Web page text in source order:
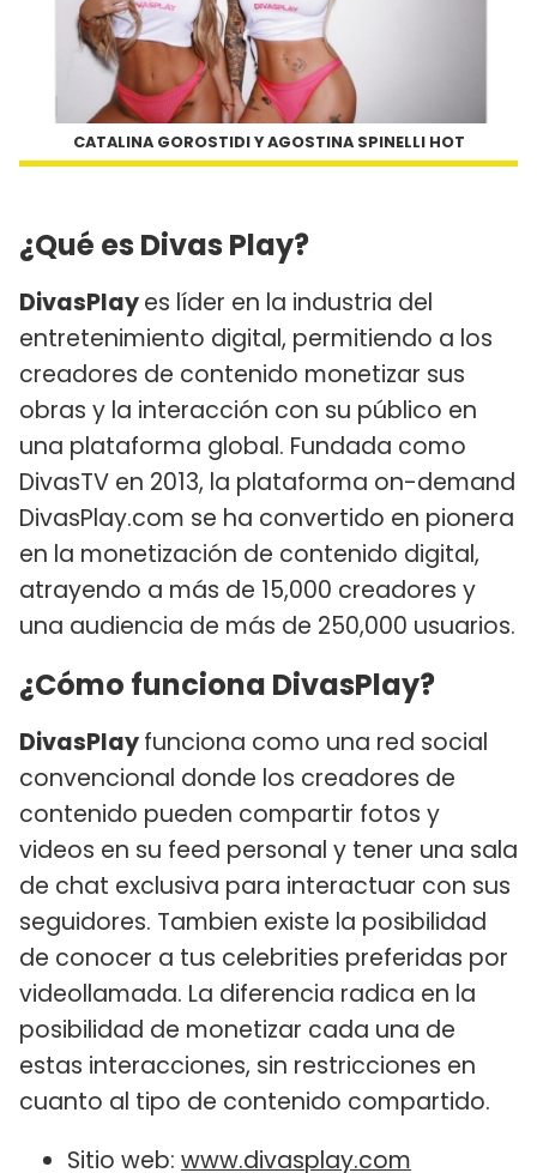
CATALINA GOROSTIDI Y AGOSTINA SPINELLI HOT
¿Qué es Divas Play?
DivasPlayes líder en la industria del
entretenimiento digital, permitiendo a los
creadores de contenido monetizar sus
obras y la interacción con su público en
una plataforma global. Fundada como
DivasTV en 2013, la plataforma on-demand
DivasPlay.com se ha convertido en pionera
en la monetización de contenido digital,
atrayendo a más de 15,000 creadores y
una audiencia de más de 250,000 usuarios.
¿Cómo funciona DivasPlay?
DivasPlayfunciona como una red social
convencional donde los creadores de
contenido pueden compartir fotos y
videos en su feed personal y tener una sala
de chat exclusiva para interactuar con sus
seguidores. Tambien existe la posibilidad
de conocer a tus celebrities preferidas por
videollamada. La diferencia radica en la
posibilidad de monetizar cada una de
estas interacciones, sin restricciones en
cuanto al tipo de contenido compartido.
Sitio web: www.divasplay.com